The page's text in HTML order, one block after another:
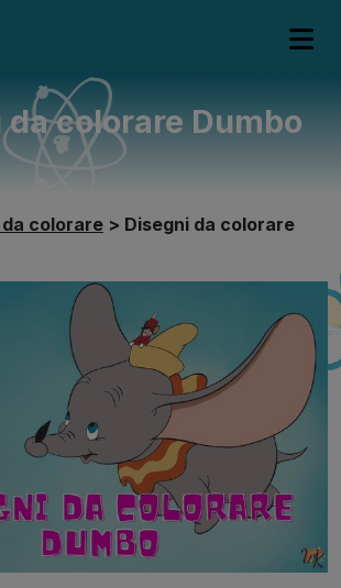
da colorare Dumbo
colorare > Disegni da colorare